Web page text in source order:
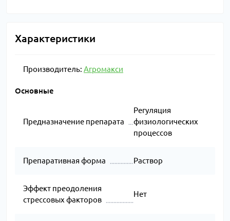
Характеристики
Производитель: Агромакси
Основные
Предназначение препарата
Регуляция
физиологических
процессов
Препаративная форма Раствор
Эффект преодоления
стрессовых факторов
Нет